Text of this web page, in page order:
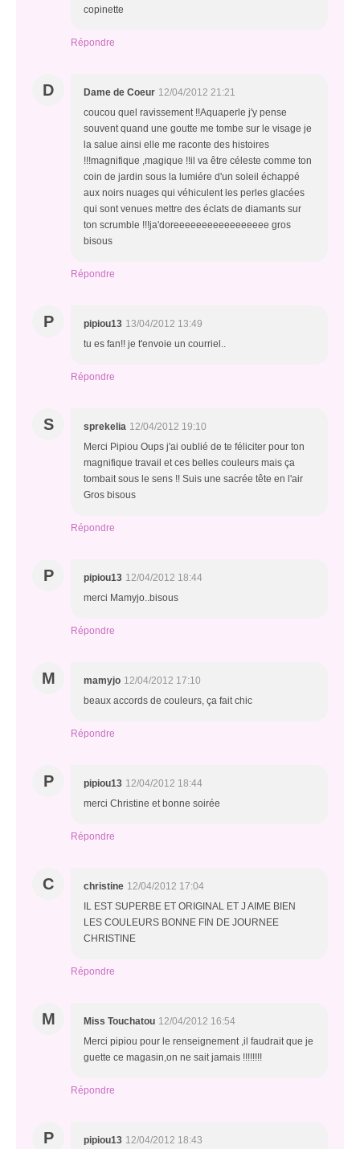
copinette
Répondre
D Dame de Coeur 12/04/2012 21:21
coucou quel ravissement !!Aquaperle j'y pense
souvent quand une goutte me tombe sur le visage je
la salue ainsi elle me raconte des histoires
!!!magnifique ,magique !!il va être céleste comme ton
coin de jardin sous la lumiére d'un soleil échappé
aux noirs nuages qui véhiculent les perles glacées
qui sont venues mettre des éclats de diamants sur
ton scrumble !!!ja'doreeeeeeeeeeeeeeeee gros
bisous
Répondre
P pipiou13 13/04/2012 13:49
tu es fan!! je t'envoie un courriel..
Répondre
S sprekelia 12/04/2012 19:10
Merci Pipiou Oups j'ai oublié de te féliciter pour ton
magnifique travail et ces belles couleurs mais ça
tombait sous le sens !! Suis une sacrée tête en l'air
Gros bisous
Répondre
P pipiou13 12/04/2012 18:44
merci Mamyjo..bisous
Répondre
M mamyjo 12/04/2012 17:10
beaux accords de couleurs, ça fait chic
Répondre
P pipiou13 12/04/2012 18:44
merci Christine et bonne soirée
Répondre
C christine 12/04/2012 17:04
IL EST SUPERBE ET ORIGINAL ET J AIME BIEN
LES COULEURS BONNE FIN DE JOURNEE
CHRISTINE
Répondre
M Miss Touchatou 12/04/2012 16:54
Merci pipiou pour le renseignement ,il faudrait que je
guette ce magasin,on ne sait jamais !!!!!!!!
Répondre
P pipiou13 12/04/2012 18:43